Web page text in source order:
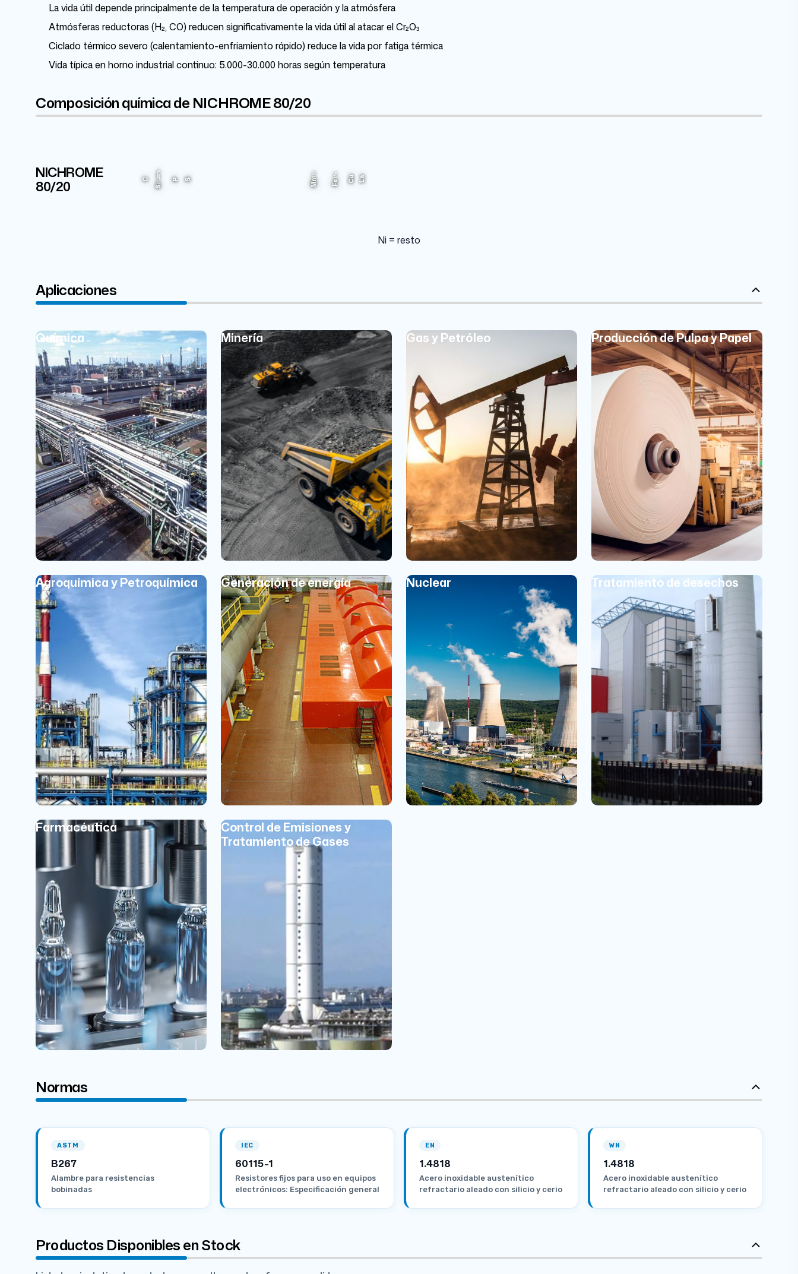
La vida útil depende principalmente de la temperatura de operación y la atmósfera
Atmósferas reductoras (H₂, CO) reducen significativamente la vida útil al atacar el Cr₂O₃
Ciclado térmico severo (calentamiento-enfriamiento rápido) reduce la vida por fatiga térmica
Vida típica en horno industrial continuo: 5.000-30.000 horas según temperatura
Composición química de NICHROME 80/20
NICHROME
80/20 C
Si
1.25% P S Mn
1%
Fe
1% Cu La
Ni = resto
Aplicaciones
Química Minería Gas y Petróleo Producción de Pulpa y Papel
Agroquímica y Petroquímica Generación de energía Nuclear Tratamiento de desechos
Farmacéutica
Control de Emisiones y
Tratamiento de Gases
Normas
ASTM
B267
Alambre para resistencias
bobinadas
IEC
60115-1
Resistores fijos para uso en equipos
electrónicos: Especificación general
EN
1.4818
Acero inoxidable austenítico
refractario aleado con silicio y cerio
WN
1.4818
Acero inoxidable austenítico
refractario aleado con silicio y cerio
Productos Disponibles en Stock